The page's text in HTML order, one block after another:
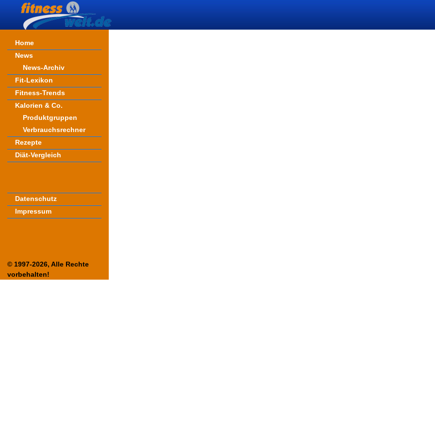
Home
News
News-Archiv
Fit-Lexikon
Fitness-Trends
Kalorien & Co.
Produktgruppen
Verbrauchsrechner
Rezepte
Diät-Vergleich
Datenschutz
Impressum
© 1997-2026, Alle Rechte
vorbehalten!